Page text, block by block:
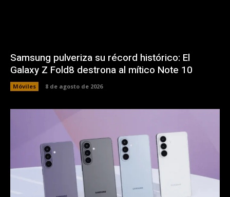
Samsung pulveriza su récord histórico: El
Galaxy Z Fold8 destrona al mítico Note 10
Móviles 8 de agosto de 2026